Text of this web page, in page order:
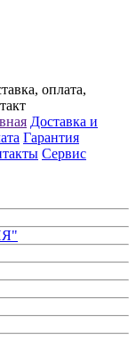
оплата,
Доставка и
Гарантия
Сервис